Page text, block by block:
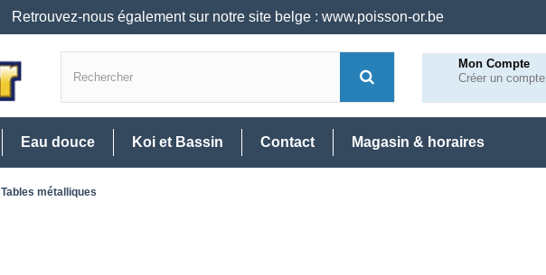
Retrouvez-nous également sur notre site belge : www.poisson-or.be
Mon Compte
Créer un compte
Eau douce Koi et Bassin Contact Magasin & horaires
Tables métalliques